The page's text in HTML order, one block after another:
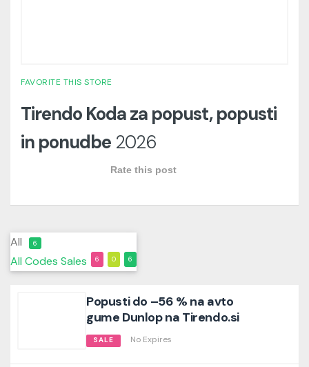
FAVORITE THIS STORE
Tirendo Koda za popust, popusti
in ponudbe 2026
Rate this post
All 6
All 6
Codes 0
Sales 6
Popusti do –56 % na avto
gume Dunlop na Tirendo.si
SALE No Expires